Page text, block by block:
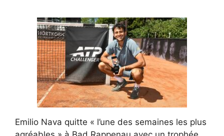
Emilio Nava quitte « l’une des semaines les plus